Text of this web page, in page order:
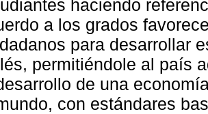
haciendo
a los grados
para desarrollar
permitiéndole al país
de una
con estándares